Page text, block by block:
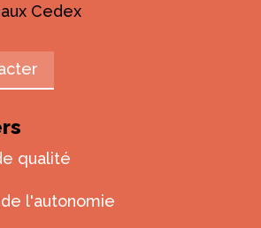
Cedex
qualité
l'autonomie